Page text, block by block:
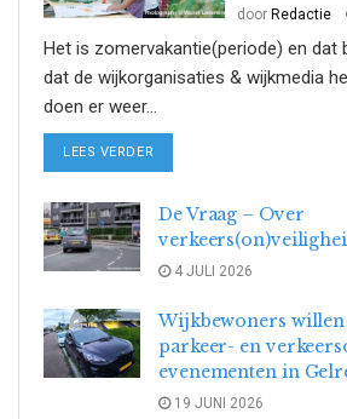
door Redactie
Het is zomervakantie(periode) en dat
dat de wijkorganisaties & wijkmedia
doen er weer...
LEES VERDER
De Vraag – Over
4 JULI 2026
Wijkbewoners willen
parkeer- en
evenementen in
19 JUNI 2026